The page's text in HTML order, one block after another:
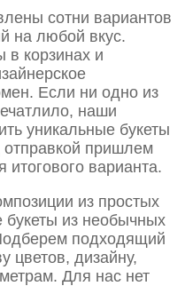
сотни вариантов
на любой вкус.
в корзинах и
Если ни одно из
наши
уникальные букеты
пришлем
варианта.
из простых
букеты из необычных
подходящий
цветов, дизайну,
Для нас нет